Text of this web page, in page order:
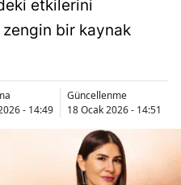
etkilerini
bir kaynak
- 14:49
Güncellenme
18 Ocak 2026 - 14:51